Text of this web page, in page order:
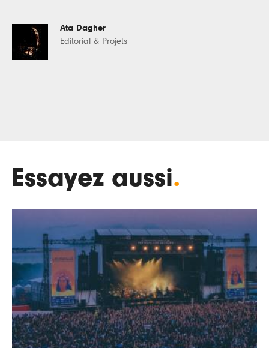
Ata Dagher
Editorial & Projets
Essayez aussi.